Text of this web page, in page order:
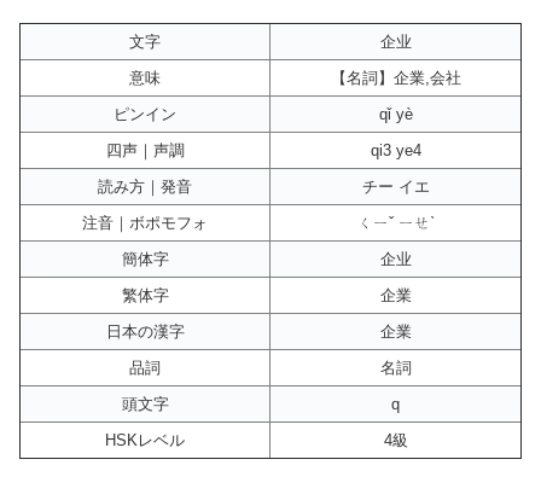
文字
企业
意味
【名詞】企業,会社
ピンイン
qǐ yè
四声｜声調
qi3 ye4
読み方｜発音
チー イエ
注音｜ボポモフォ
ㄑㄧˇ ㄧㄝˋ
簡体字
企业
繁体字
企業
日本の漢字
企業
品詞
名詞
頭文字
q
HSKレベル
4級